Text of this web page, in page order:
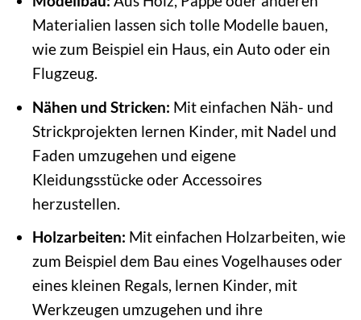
Materialien lassen sich tolle Modelle bauen,
wie zum Beispiel ein Haus, ein Auto oder ein
Flugzeug.
Nähen und Stricken: Mit einfachen Näh- und
Strickprojekten lernen Kinder, mit Nadel und
Faden umzugehen und eigene
Kleidungsstücke oder Accessoires
herzustellen.
Holzarbeiten: Mit einfachen Holzarbeiten, wie
zum Beispiel dem Bau eines Vogelhauses oder
eines kleinen Regals, lernen Kinder, mit
Werkzeugen umzugehen und ihre